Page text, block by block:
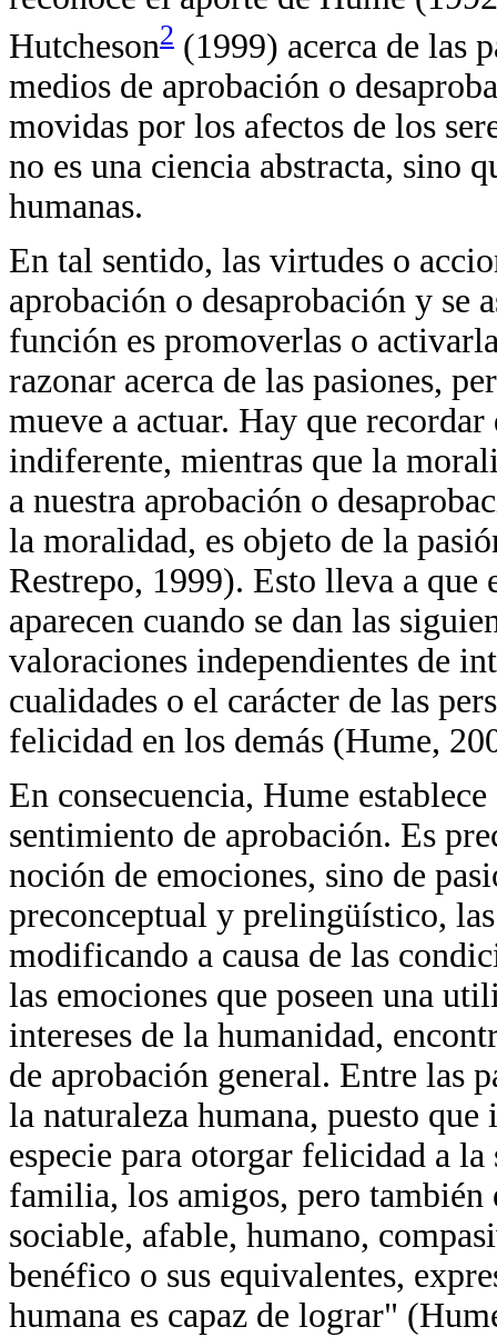
Hutcheson2 (1999) acerca de las
medios de aprobación o
movidas por los afectos de los
no es una ciencia abstracta, sino
humanas.
En tal sentido, las virtudes o
aprobación o desaprobación y se
función es promoverlas o
razonar acerca de las pasiones,
mueve a actuar. Hay que
indiferente, mientras que la
a nuestra aprobación o
la moralidad, es objeto de la
Restrepo, 1999). Esto lleva a que
aparecen cuando se dan las
valoraciones independientes de
cualidades o el carácter de las
felicidad en los demás (Hume,
En consecuencia, Hume
sentimiento de aprobación. Es
noción de emociones, sino de
preconceptual y prelingüístico,
modificando a causa de las
las emociones que poseen una
intereses de la humanidad,
de aprobación general. Entre las
la naturaleza humana, puesto
especie para otorgar felicidad a
familia, los amigos, pero también
sociable, afable, humano,
benéfico o sus equivalentes,
humana es capaz de lograr"